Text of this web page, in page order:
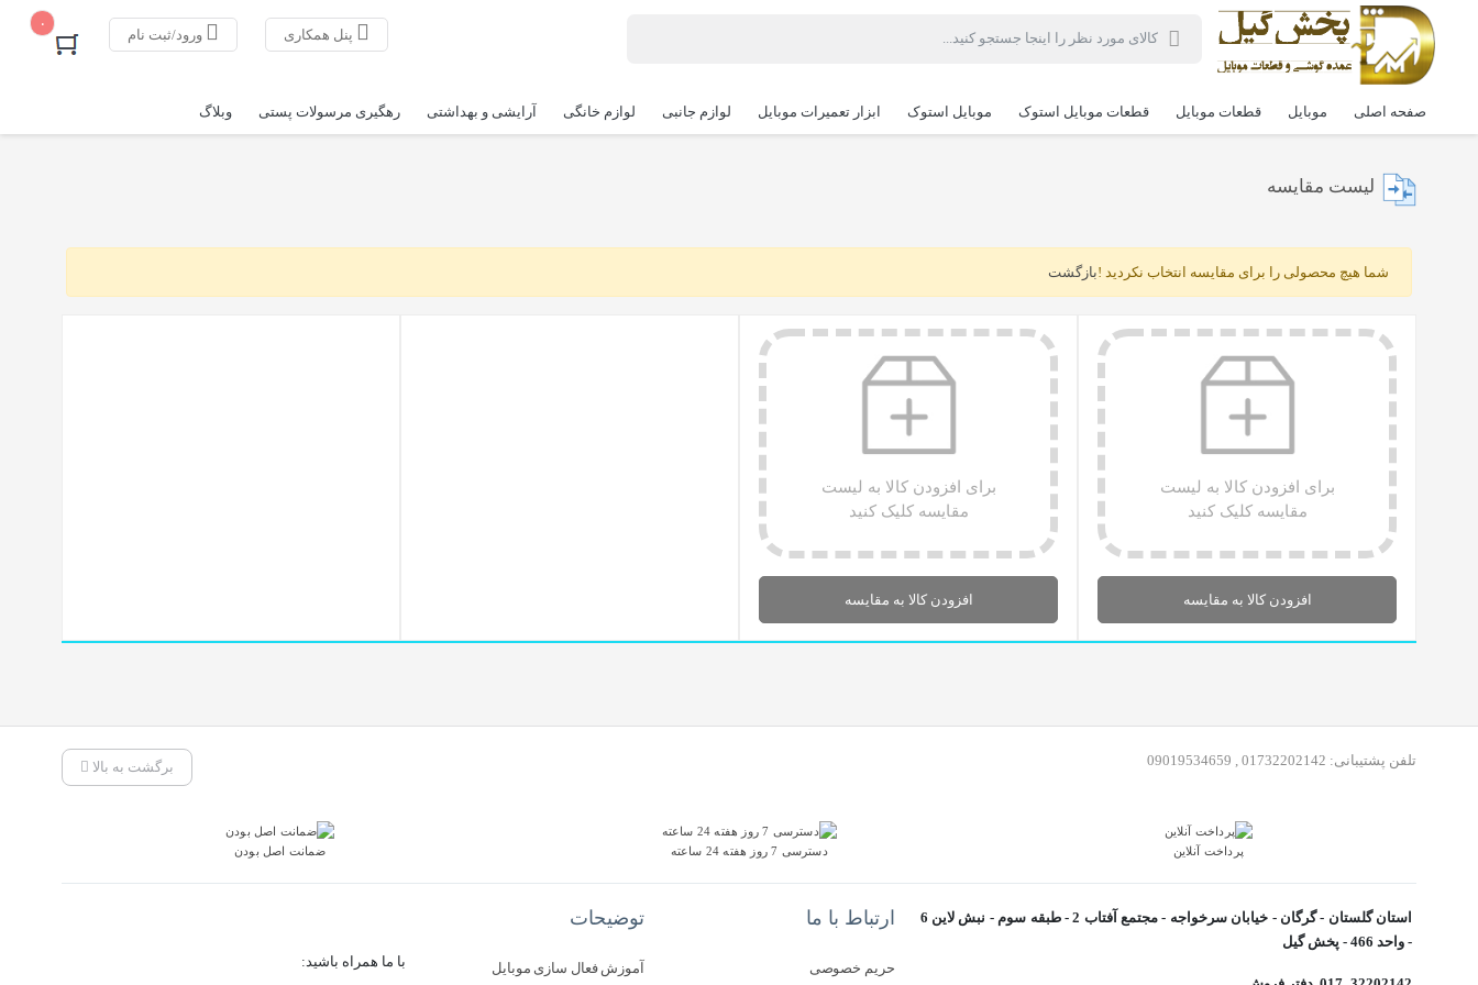
پنل همکاری ورود/ثبت نام
۰
صفحه اصلی موبایل قطعات موبایل قطعات موبایل استوک موبایل استوک ابزار تعمیرات موبایل لوازم جانبی لوازم خانگی آرایشی و بهداشتی رهگیری مرسولات پستی وبلاگ
لیست مقایسه
شما هیچ محصولی را برای مقایسه انتخاب نکردید !بازگشت
برای افزودن کالا به لیست
مقایسه کلیک کنید
افزودن کالا به مقایسه
برای افزودن کالا به لیست
مقایسه کلیک کنید
افزودن کالا به مقایسه
تلفن پشتیبانی: 01732202142 , 09019534659 برگشت به بالا
پرداخت آنلاین دسترسی 7 روز هفته 24 ساعته ضمانت اصل بودن
استان گلستان - گرگان - خیابان سرخواجه - مجتمع آفتاب 2 - طبقه سوم - نبش لاین 6
- واحد 466 - پخش گیل
ارتباط با ما
حریم خصوصی
توضیحات
آموزش فعال سازی موبایل با ما همراه باشید: